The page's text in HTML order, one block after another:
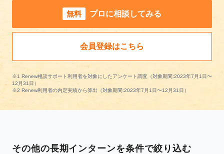
無料 プロに相談してみる
会員登録はこちら
※1 Renew相談サポート利用者を対象にしたアンケート調査（対象期間:2023年7月1日〜
12月31日）
※2 Renew利用者の内定実績から算出（対象期間:2023年7月1日〜12月31日）
その他の長期インターンを条件で絞り込む